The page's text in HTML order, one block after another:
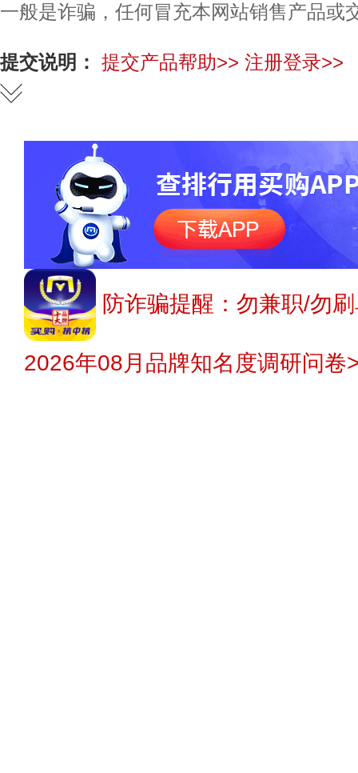
一般是诈骗，任何冒充本网站销售产品或
提交说明： 提交产品帮助>> 注册登录>>
防诈骗提醒：勿兼职/勿
2026年08月品牌知名度调研问卷